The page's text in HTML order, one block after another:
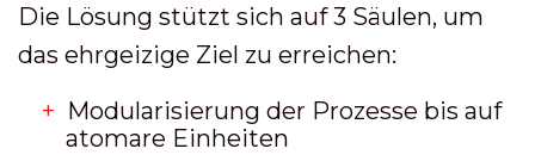
Die Lösung stützt sich auf 3 Säulen, um
das ehrgeizige Ziel zu erreichen:
Modularisierung der Prozesse bis auf
atomare Einheiten